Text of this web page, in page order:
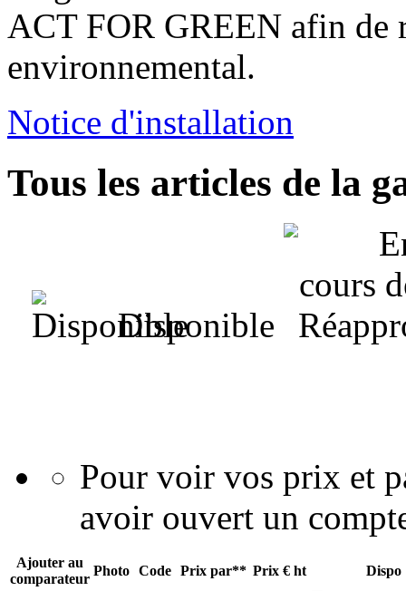
ACT FOR GREEN afin de
environnemental.
Notice d'installation
Tous les articles de la
Disponible
Pour voir vos prix et
avoir ouvert un
Ajouter au
comparateur
Photo Code Prix par** Prix € ht
Dispo